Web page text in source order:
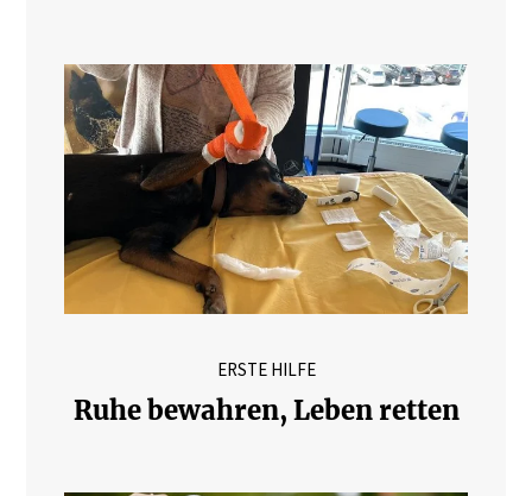
ERSTE HILFE
Ruhe bewahren, Leben retten